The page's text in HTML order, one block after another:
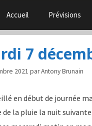
Accueil Prévisions
7
2021 parAntony Brunain
en début de journée
de la pluie la nuit